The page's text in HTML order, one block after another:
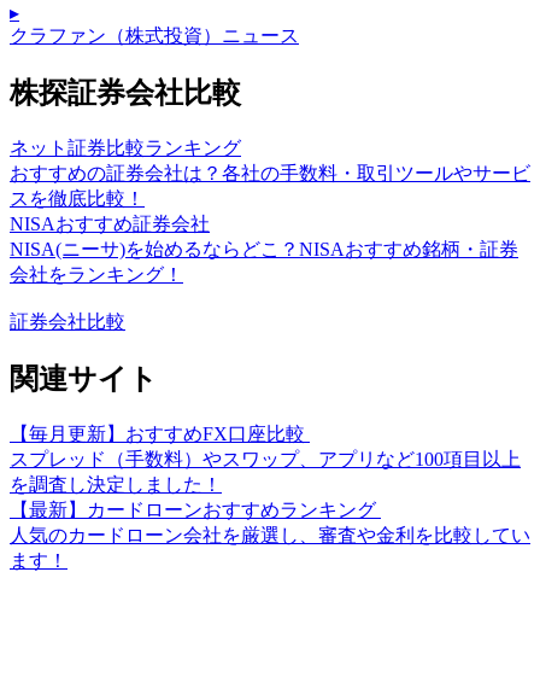
▸
クラファン（株式投資）ニュース
株探証券会社比較
ネット証券比較ランキング
おすすめの証券会社は？各社の手数料・取引ツールやサービ
スを徹底比較！
NISAおすすめ証券会社
NISA(ニーサ)を始めるならどこ？NISAおすすめ銘柄・証券
会社をランキング！
証券会社比較
関連サイト
【毎月更新】おすすめFX口座比較
スプレッド（手数料）やスワップ、アプリなど100項目以上
を調査し決定しました！
【最新】カードローンおすすめランキング
人気のカードローン会社を厳選し、審査や金利を比較してい
ます！